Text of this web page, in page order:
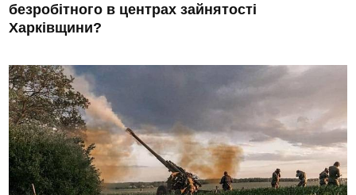
безробітного в центрах зайнятості
Харківщини?